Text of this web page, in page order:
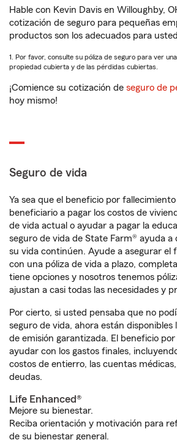
Hable con Kevin Davis en Willoughby,
cotización de seguro para pequeñas
productos son los adecuados para
1. Por favor, consulte su póliza de seguro para ver
propiedad cubierta y de las pérdidas cubiertas.
¡Comience su cotización de seguro de
hoy mismo!
Seguro de vida
Ya sea que el beneficio por
beneficiario a pagar los costos de
de vida actual o ayudar a pagar la
seguro de vida de State Farm® ayuda a
su vida continúen. Ayude a asegurar el
con una póliza de vida a plazo,
tiene opciones y nosotros tenemos
ajustan a casi todas las necesidades y
Por cierto, si usted pensaba que no
seguro de vida, ahora están disponibles
de emisión garantizada. El beneficio
ayudar con los gastos finales,
costos de entierro, las cuentas
deudas.
Life Enhanced®
Mejore su bienestar.
Reciba orientación y motivación para
de su bienestar general.